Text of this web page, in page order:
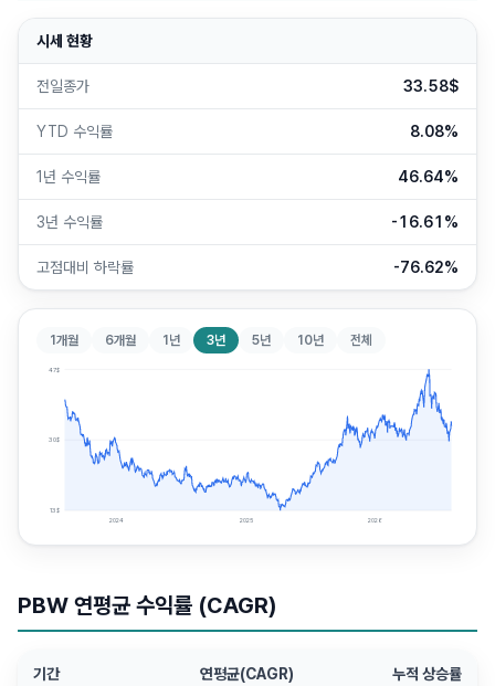
시세 현황
전일종가 33.58$
YTD 수익률 8.08%
1년 수익률 46.64%
3년 수익률 -16.61%
고점대비 하락률 -76.62%
1개월 6개월 1년 3년 5년 10년 전체
47$
30$
13$
2024 2025 2026
PBW 연평균 수익률 (CAGR)
기간 연평균(CAGR) 누적 상승률